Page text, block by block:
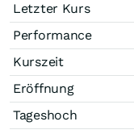
Letzter Kurs
Performance
Kurszeit
Eröffnung
Tageshoch